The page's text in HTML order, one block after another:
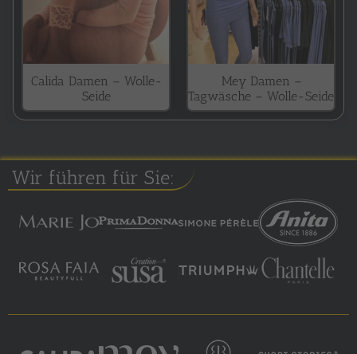
Calida Damen – Wolle-
Seide
Mey Damen –
Tagwäsche – Wolle-Seide
Wir führen für Sie: